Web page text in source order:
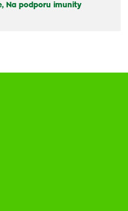
Na podporu imunity